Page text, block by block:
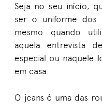
Seja no seu início,
ser o uniforme dos
mesmo quando
aquela entrevista
especial ou naquele
em casa.
O jeans é uma das